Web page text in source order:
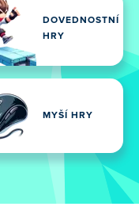
DOVEDNOSTNÍ
HRY
MYŠÍ HRY